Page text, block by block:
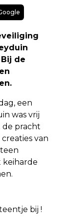
de
een
was vrij
de pracht
van
keiharde
bij !